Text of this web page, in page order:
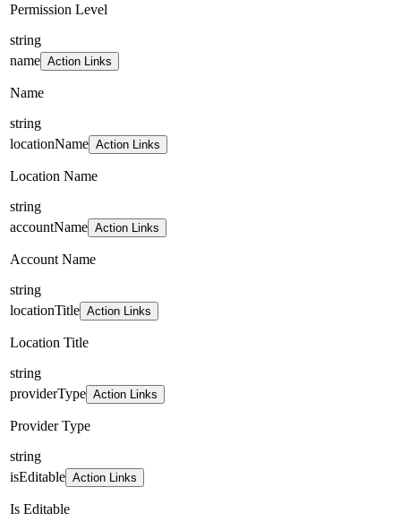
Permission Level
string
name Action Links
Name
string
locationName Action Links
Location Name
string
accountName Action Links
Account Name
string
locationTitle Action Links
Location Title
string
providerType Action Links
Provider Type
string
isEditable Action Links
Is Editable